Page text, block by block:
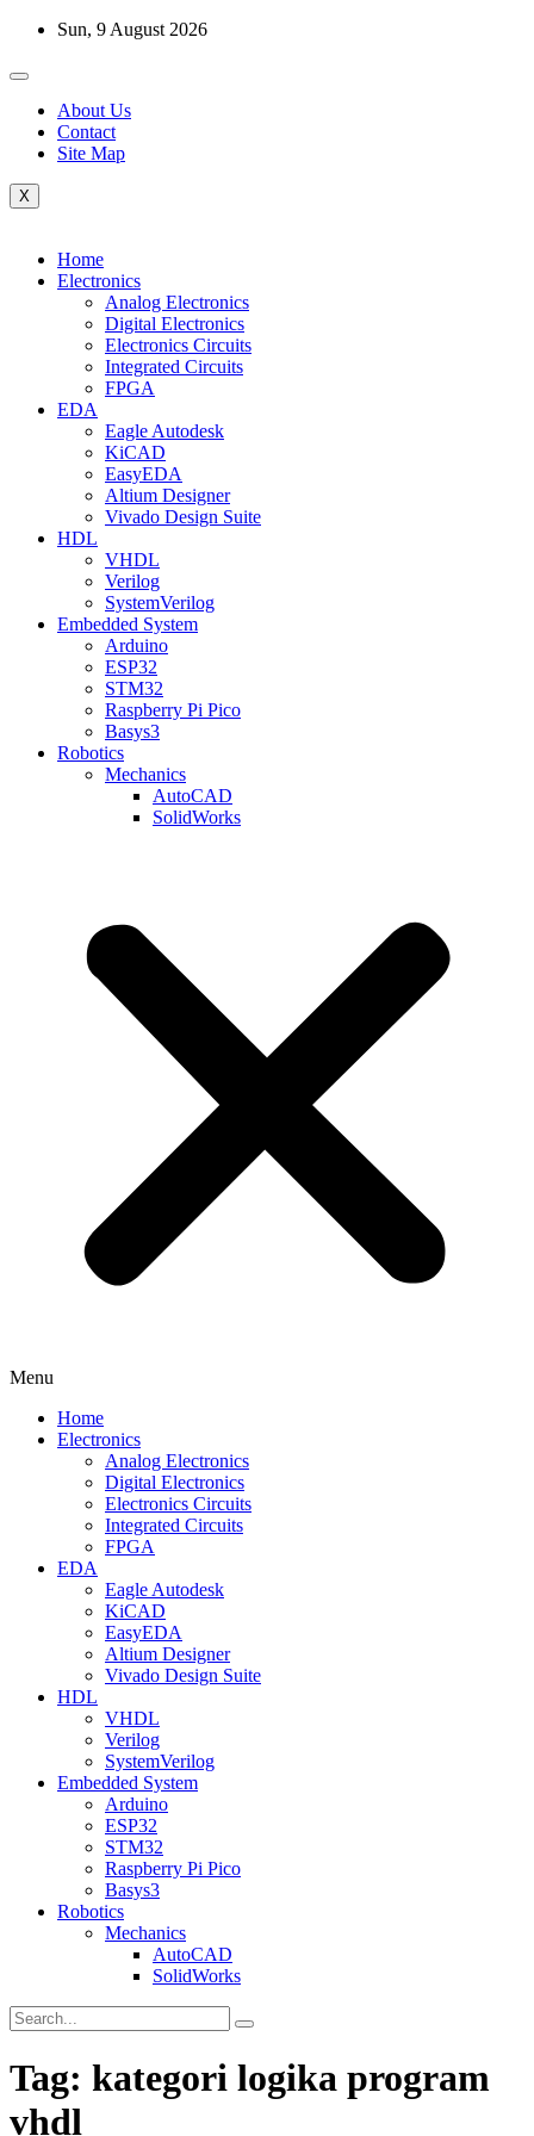
Skip
content
Sun, 9 August 2026
About Us
Contact
Site Map
X
Home
Electronics
Analog Electronics
Digital Electronics
Electronics Circuits
Integrated Circuits
FPGA
EDA
Eagle Autodesk
KiCAD
EasyEDA
Altium Designer
Vivado Design Suite
HDL
VHDL
Verilog
SystemVerilog
Embedded System
Arduino
ESP32
STM32
Raspberry Pi Pico
Basys3
Robotics
Mechanics
AutoCAD
SolidWorks
Menu
Home
Electronics
Analog Electronics
Digital Electronics
Electronics Circuits
Integrated Circuits
FPGA
EDA
Eagle Autodesk
KiCAD
EasyEDA
Altium Designer
Vivado Design Suite
HDL
VHDL
Verilog
SystemVerilog
Embedded System
Arduino
ESP32
STM32
Raspberry Pi Pico
Basys3
Robotics
Mechanics
AutoCAD
SolidWorks
Tag: kategori logika program
vhdl